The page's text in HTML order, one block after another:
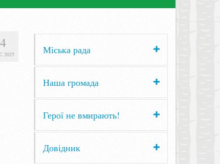
4
2025 Міська рада
Наша громада
Герої не вмирають!
Довідник